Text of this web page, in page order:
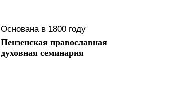
Основана в 1800 году
Пензенская православная
духовная семинария